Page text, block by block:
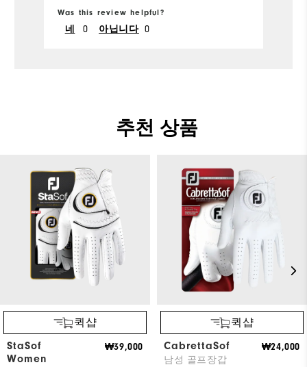
Was this review helpful?
네 0 아닙니다 0
추천 상품
퀵샵
StaSof
Women
₩39,000
퀵샵
CabrettaSof
남성 골프장갑
₩24,000